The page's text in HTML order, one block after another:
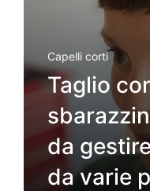
Capelli corti
Taglio
da
da varie